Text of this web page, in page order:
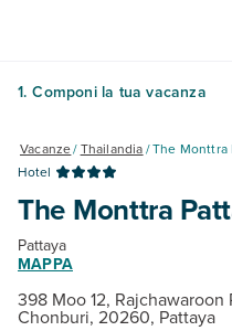
1. Componi la tua vacanza
Vacanze/Thailandia/The Monttra
Hotel
The Monttra
Pattaya
MAPPA
398 Moo 12,
Chonburi, 20260, Pattaya